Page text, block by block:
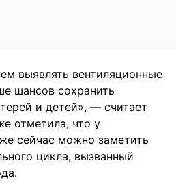
выявлять вентиляционные
шансов сохранить
и детей», — считает
отметила, что у
сейчас можно заметить
цикла, вызванный